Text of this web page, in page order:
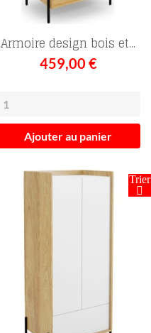
Armoire design bois et...
459,00 €
Ajouter au panier FILTRER